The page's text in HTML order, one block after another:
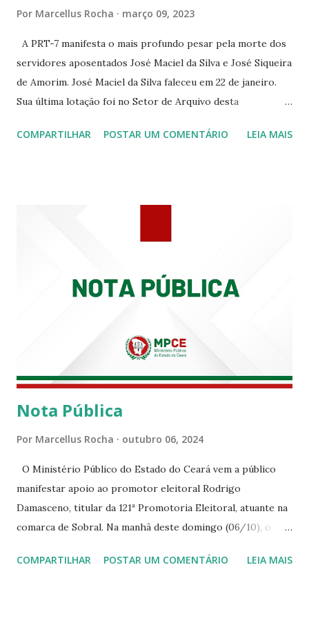
Por Marcellus Rocha março 09, 2023
A PRT-7 manifesta o mais profundo pesar pela morte dos
servidores aposentados José Maciel da Silva e José Siqueira
de Amorim. José Maciel da Silva faleceu em 22 de janeiro.
Sua última lotação foi no Setor de Arquivo desta
Siqueira Amorim faleceu em 28 de fevereiro e encerrou a
COMPARTILHAR POSTAR UM COMENTÁRIO LEIA MAIS
Nota Pública
Por Marcellus Rocha outubro 06, 2024
O Ministério Público do Estado do Ceará vem a público
manifestar apoio ao promotor eleitoral Rodrigo
Damasceno, titular da 121ª Promotoria Eleitoral, atuante na
comarca de Sobral. Na manhã deste domingo (06/10), o
integrava um grupo de apoiadores de um candidato a
COMPARTILHAR POSTAR UM COMENTÁRIO LEIA MAIS